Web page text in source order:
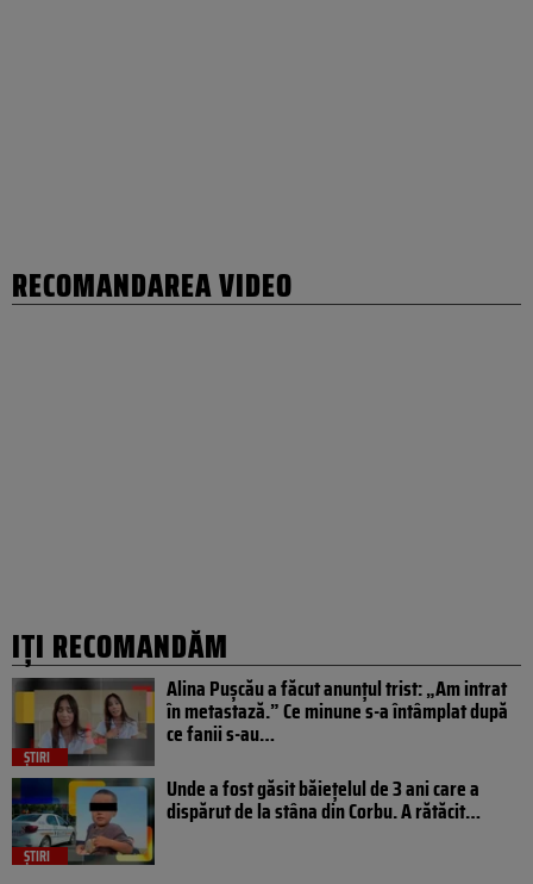
RECOMANDAREA VIDEO
IȚI RECOMANDĂM
ȘTIRI
Alina Pușcău a făcut anunțul trist: „Am intrat
în metastază.” Ce minune s-a întâmplat după
ce fanii s-au…
ȘTIRI
Unde a fost găsit băiețelul de 3 ani care a
dispărut de la stâna din Corbu. A rătăcit…